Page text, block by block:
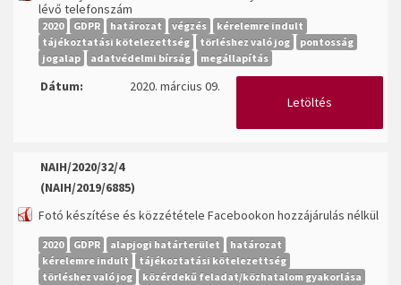
lévő telefonszám
2020 GDPR határozat végzés
kérelemre indult
tájékoztatási kötelezettség
törléshez való jog
pontosság
jogalap
adatvédelmi bírság megállapítás
Dátum:
2020. március 09.
Letöltés
NAIH/2020/32/4
(NAIH/2019/6885)
Fotó készítése és közzététele Facebookon hozzájárulás nélkül
2020 GDPR alapjogi határterület
határozat
kérelemre indult
tájékoztatási kötelezettség
törléshez való jog
közérdekű feladat/közhatalom gyakorlása